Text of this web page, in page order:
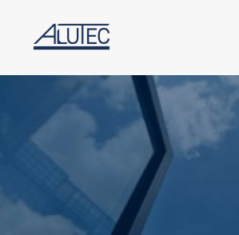
HOME
FIRMENPROFIL
REFERENZEN
IMPRESSUM